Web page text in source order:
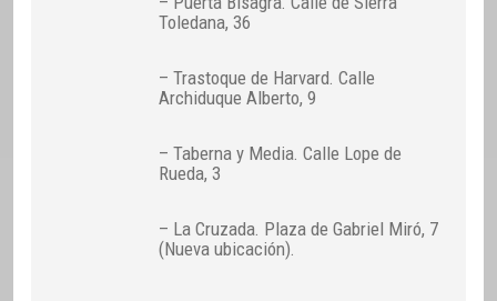
Toledana, 36
– Trastoque de Harvard. Calle
Archiduque Alberto, 9
– Taberna y Media. Calle Lope de
Rueda, 3
– La Cruzada. Plaza de Gabriel Miró, 7
(Nueva ubicación).